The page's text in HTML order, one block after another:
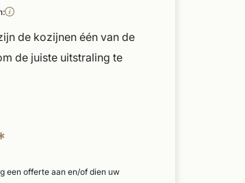
de kozijnen één van de
de juiste uitstraling te
een offerte aan en/of dien uw